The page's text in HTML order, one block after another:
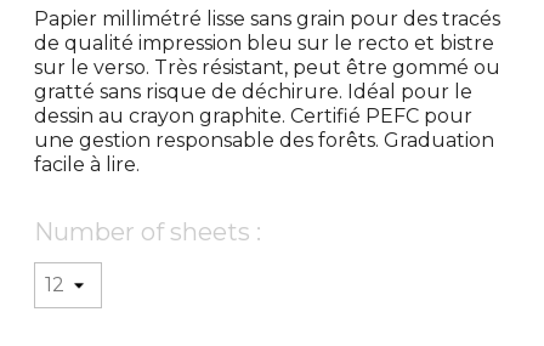
Papier millimétré lisse sans grain pour des tracés
de qualité impression bleu sur le recto et bistre
sur le verso. Très résistant, peut être gommé ou
gratté sans risque de déchirure. Idéal pour le
dessin au crayon graphite. Certifié PEFC pour
une gestion responsable des forêts. Graduation
facile à lire.
Number of sheets :